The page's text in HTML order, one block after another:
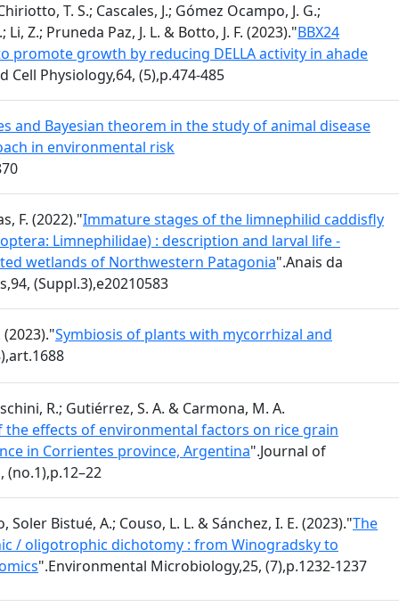
T. S.; Cascales, J.; Gómez Ocampo, J. G.;
Z.; Pruneda Paz, J. L. & Botto, J. F. (2023)."BBX24
promote growth by reducing DELLA activity in ahade
Cell Physiology,64, (5),p.474-485
and Bayesian theorem in the study of animal disease
in environmental risk
F. (2022)."Immature stages of the limnephilid caddisfly
Limnephilidae) : description and larval life -
wetlands of Northwestern Patagonia".Anais da
(Suppl.3),e20210583
(2023)."Symbiosis of plants with mycorrhizal and
R.; Gutiérrez, S. A. & Carmona, M. A.
the effects of environmental factors on rice grain
in Corrientes province, Argentina".Journal of
Soler Bistué, A.; Couso, L. L. & Sánchez, I. E. (2023)."The
/ oligotrophic dichotomy : from Winogradsky to
".Environmental Microbiology,25, (7),p.1232-1237